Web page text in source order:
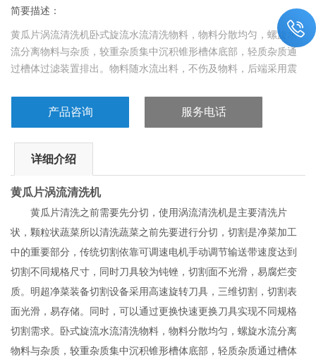
简要描述：
黄瓜片涡流清洗机卧式旋流水流清洗物料，物料分散均匀，螺旋水
流分离物料与杂质，较重杂质集中沉积锥形槽体底部，轻质杂质通
过槽体过滤装置排出。物料随水流出料，不伤及物料，后端采用震
次清洗可选配冰水机组，降低物料温度，减缓物料呼吸轻度，延长
产品咨询 服务电话
详细介绍
黄瓜片涡流清洗机
黄瓜片清洗之前需要先分切，使用涡流清洗机是主要清洗片
状，颗粒状蔬菜所以清洗蔬菜之前先要进行分切，切割是净菜加工
中的重要部分，传统切割依靠可调速电机手动调节输送带速度达到
切割不同规格尺寸，同时刀具较为钝锉，切割面不光滑，易腐烂变
质。明超净菜装备切割设备采用高速旋转刀具，三维切割，切割表
面光滑，易存储。同时，可以通过更换快速更换刀具实现不同规格
切割需求。卧式旋流水流清洗物料，物料分散均匀，螺旋水流分离
物料与杂质，较重杂质集中沉积锥形槽体底部，轻质杂质通过槽体